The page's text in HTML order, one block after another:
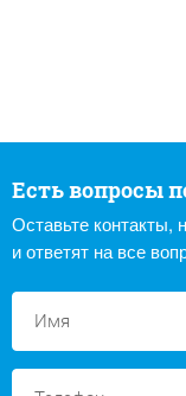
Есть вопросы
Оставьте
и ответят на все